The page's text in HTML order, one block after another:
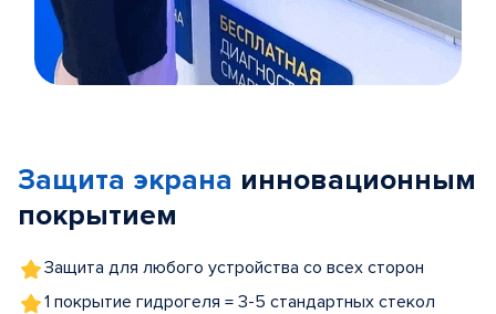
5
Защита экрана инновационным
покрытием
Защита для любого устройства со всех сторон
1 покрытие гидрогеля = 3-5 стандартных стекол